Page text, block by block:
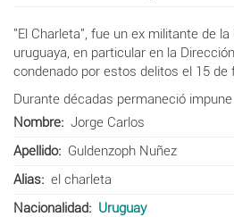
"El Charleta", fue un ex militante de
uruguaya, en particular en la
condenado por estos delitos el 15 de
Durante décadas permaneció
Nombre
Jorge Carlos
Apellido
Guldenzoph Nuñez
Alias
el charleta
Nacionalidad
Uruguay